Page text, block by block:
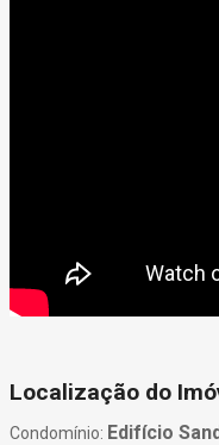
Localização do
Condomínio: Edifício